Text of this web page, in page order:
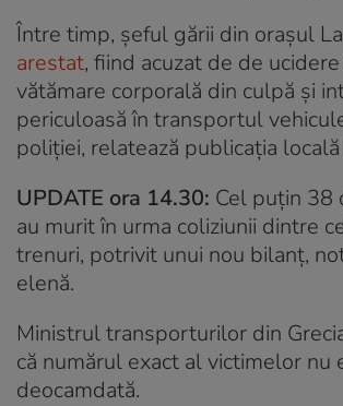
Între timp, șeful gării din orașul
arestat, fiind acuzat de de
vătămare corporală din culpă și
periculoasă în transportul
poliției, relatează publicația
UPDATE ora 14.30: Cel puțin 38
au murit în urma coliziunii dintre
trenuri, potrivit unui nou bilanț,
elenă.
Ministrul transporturilor din
că numărul exact al victimelor nu
deocamdată.